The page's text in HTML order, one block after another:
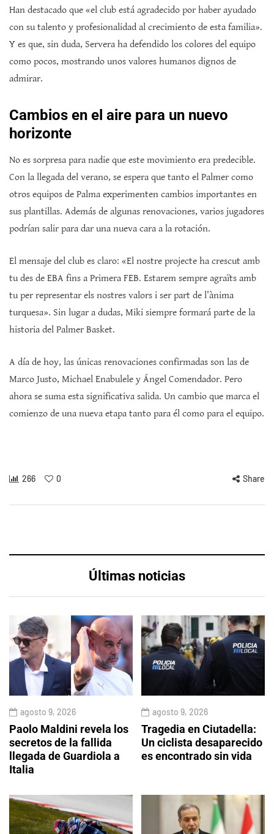
Han destacado que «el club está agradecido por haber ayudado
con su talento y profesionalidad al crecimiento de esta familia».
Y es que, sin duda, Servera ha defendido los colores del equipo
como pocos, mostrando unos valores humanos dignos de
admirar.
Cambios en el aire para un nuevo
horizonte
No es sorpresa para nadie que este movimiento era predecible.
Con la llegada del verano, se espera que tanto el Palmer como
otros equipos de Palma experimenten cambios importantes en
sus plantillas. Además de algunas renovaciones, varios jugadores
podrían salir para dar una nueva cara a la rotación.
El mensaje del club es claro: «El nostre projecte ha crescut amb
tu des de EBA fins a Primera FEB. Estarem sempre agraïts amb
tu per representar els nostres valors i ser part de l’ànima
turquesa». Sin lugar a dudas, Miki siempre formará parte de la
historia del Palmer Basket.
A día de hoy, las únicas renovaciones confirmadas son las de
Marco Justo, Michael Enabulele y Ángel Comendador. Pero
ahora se suma esta significativa salida. Un cambio que marca el
comienzo de una nueva etapa tanto para él como para el equipo.
266 0 Share
Últimas noticias
agosto 9, 2026
Paolo Maldini revela los
secretos de la fallida
llegada de Guardiola a
Italia
agosto 9, 2026
Tragedia en Ciutadella:
Un ciclista desaparecido
es encontrado sin vida